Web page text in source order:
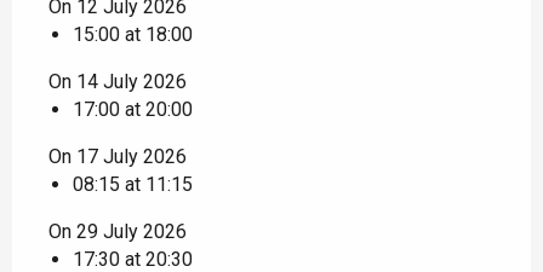
On 12 July 2026
15:00 at 18:00
On 14 July 2026
17:00 at 20:00
On 17 July 2026
08:15 at 11:15
On 29 July 2026
17:30 at 20:30